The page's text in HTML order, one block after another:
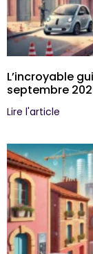
L’incroyable
septembre
Lire l'article